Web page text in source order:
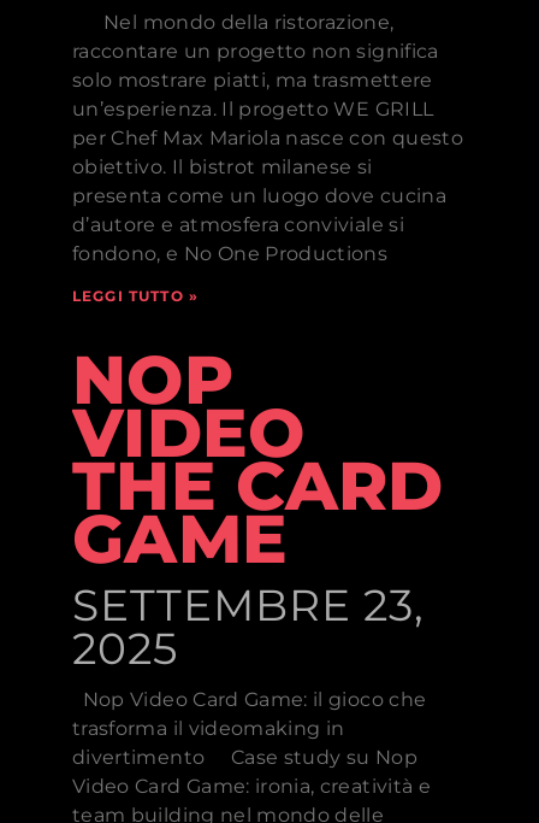
Nel mondo della ristorazione,
raccontare un progetto non significa
solo mostrare piatti, ma trasmettere
un’esperienza. Il progetto WE GRILL
per Chef Max Mariola nasce con questo
obiettivo. Il bistrot milanese si
presenta come un luogo dove cucina
d’autore e atmosfera conviviale si
fondono, e No One Productions
LEGGI TUTTO »
NOP
VIDEO
THE CARD
GAME
SETTEMBRE 23,
2025
Nop Video Card Game: il gioco che
trasforma il videomaking in
divertimento Case study su Nop
Video Card Game: ironia, creatività e
team building nel mondo delle